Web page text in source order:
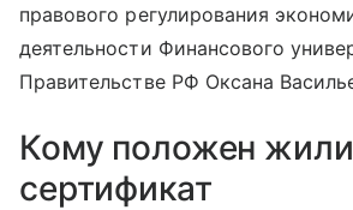
правового регулирования
деятельности Финансового
Правительстве РФ Оксана
Кому положен
сертификат